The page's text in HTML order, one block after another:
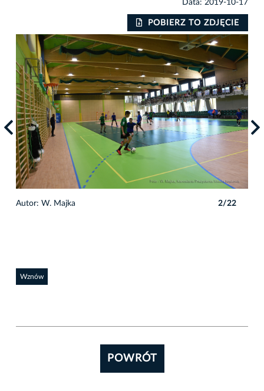
Data: 2019-10-17
POBIERZ TO ZDJĘCIE
Autor: W. Majka 2/22
Wznów
POWRÓT